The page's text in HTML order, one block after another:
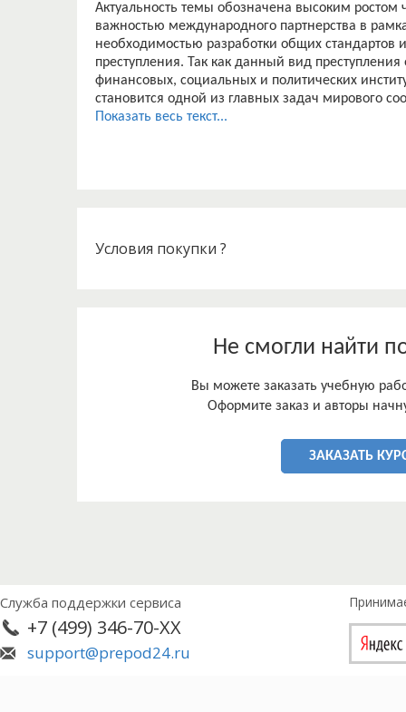
Актуальность темы обозначена высоким ростом
важностью международного партнерства в
необходимостью разработки общих стандартов
преступления. Так как данный вид
финансовых, социальных и политических
становится одной из главных задач мирового
Легализация незаконных доходов неизбежно
Цель курсовой работы состоит в изучении
незаконными доходами.
? выявить существующие международно-
В работе были использованы международные
специалистов, учебная литература.
Показать весь текст...
Условия покупки ?
Не смогли найти
Вы можете заказать учебную
Оформите заказ и авторы
ЗАКАЗАТЬ
Служба поддержки сервиса
+7 (499) 346-70-XX
support@prepod24.ru